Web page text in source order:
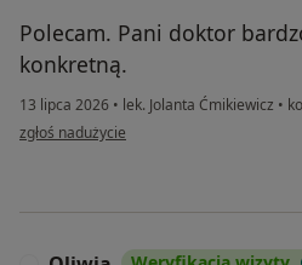
Polecam. Pani doktor
konkretną.
13 lipca 2026 • lek. Jolanta Ćmikiewicz •
w opinii użytkownika Andrii
zgłoś nadużycie